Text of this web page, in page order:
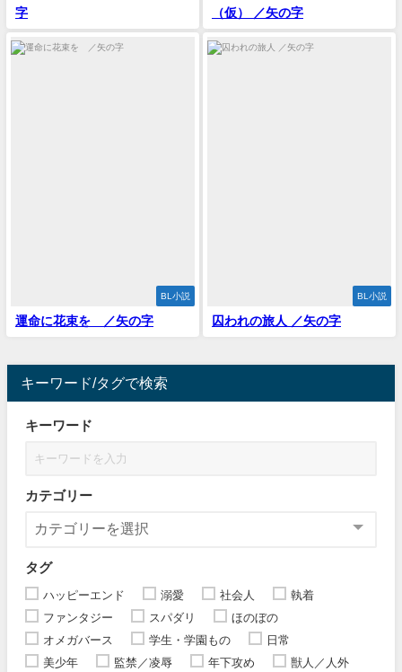
字
（仮） ／矢の字
BL小説
運命に花束を ／矢の字
BL小説
囚われの旅人 ／矢の字
キーワード/タグで検索
キーワード
カテゴリー
タグ
ハッピーエンド 溺愛 社会人
執着
ファンタジー
スパダリ
ほのぼの
オメガバース
学生・学園もの
日常
美少年
監禁／凌辱 年下攻め 獣人／人外